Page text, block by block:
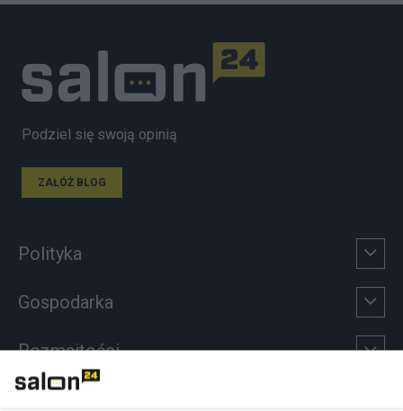
Podziel się swoją opinią
ZAŁÓŻ BLOG
Polityka
Gospodarka
Rozmaitości